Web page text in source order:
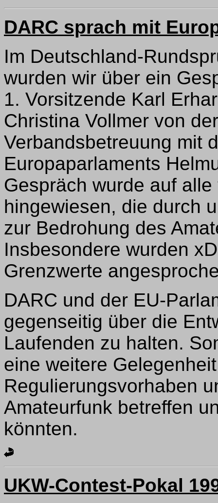
DARC sprach mit
Im Deutschland-
wurden wir über ein
1. Vorsitzende Karl
Christina Vollmer von
Verbandsbetreuung mit
Europaparlaments
Gespräch wurde auf
hingewiesen, die durch
zur Bedrohung des
Insbesondere wurden
Grenzwerte
DARC und der EU-
gegenseitig über die
Laufenden zu halten.
eine weitere
Regulierungsvorhaben
Amateurfunk betreffen
könnten.
UKW-Contest-Pokal